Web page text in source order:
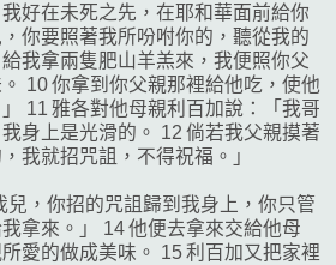
好在未死之先，在耶和華面前給你
你要照著我所吩咐你的，聽從我的
我拿兩隻肥山羊羔來，我便照你父
10 你拿到你父親那裡給他吃，使他
11 雅各對他母親利百加說：「我哥
身上是光滑的。 12 倘若我父親摸著
我就招咒詛，不得祝福。」
兒，你招的咒詛歸到我身上，你只管
拿來。」 14 他便去拿來交給他母
愛的做成美味。 15 利百加又把家裡